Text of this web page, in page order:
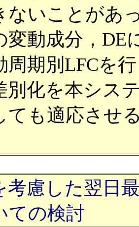
ないことがあ
変動成分，DE
周期別LFCを
別化を本シス
ても適応させ
考慮した翌日
ての検討